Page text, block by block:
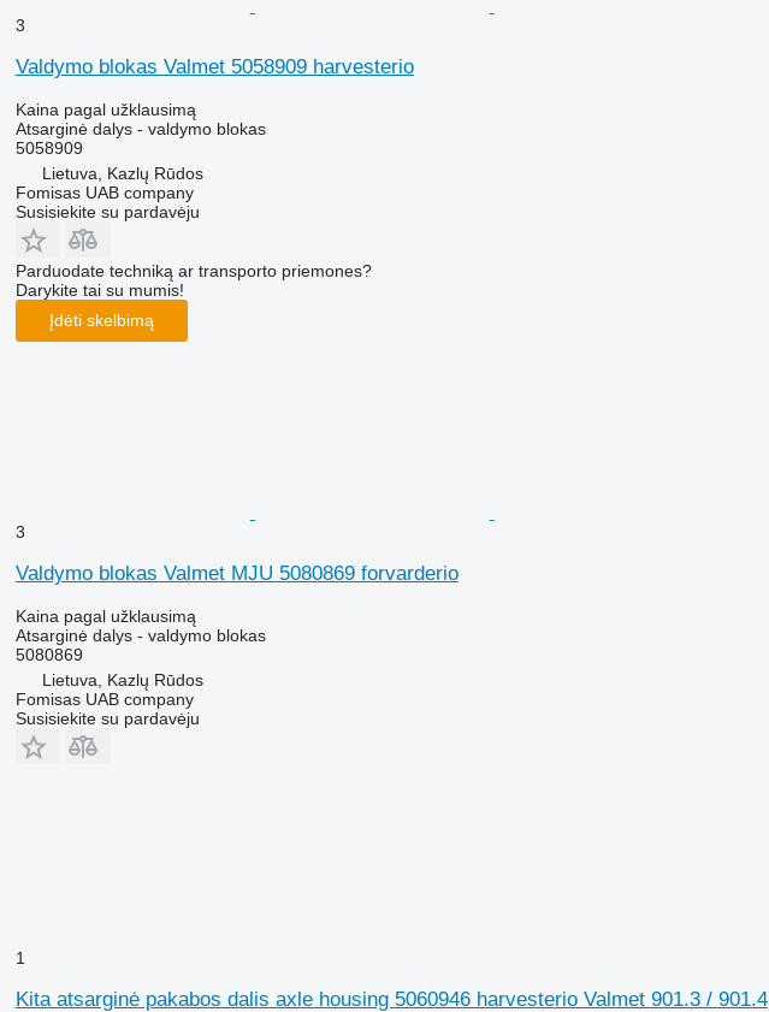
3
Valdymo blokas Valmet 5058909 harvesterio
Kaina pagal užklausimą
Atsarginė dalys - valdymo blokas
5058909
Lietuva, Kazlų Rūdos
Fomisas UAB company
Susisiekite su pardavėju
Parduodate techniką ar transporto priemones?
Darykite tai su mumis!
Įdėti skelbimą
3
Valdymo blokas Valmet MJU 5080869 forvarderio
Kaina pagal užklausimą
Atsarginė dalys - valdymo blokas
5080869
Lietuva, Kazlų Rūdos
Fomisas UAB company
Susisiekite su pardavėju
1
Kita atsarginė pakabos dalis axle housing 5060946 harvesterio Valmet 901.3 / 901.4